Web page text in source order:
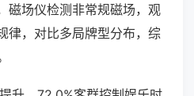
磁场仪检测非常规磁场，观
律，对比多局牌型分布，综